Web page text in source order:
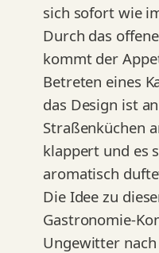
sich sofort wie
Durch das
kommt der
Betreten eines
das Design ist
Straßenküchen
klappert und es
aromatisch
Die Idee zu
Gastronomie-
Ungewitter